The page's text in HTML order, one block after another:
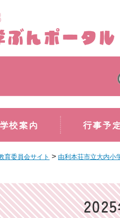
学校案内 行事予
育委員会サイト > 由利本荘市立大内小